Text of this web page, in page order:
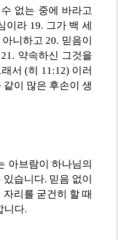
없는 중에 바라고
이라 19. 그가 백 세
니하고 20. 믿음이
약속하신 그것을
서 (히 11:12) 이러
이 많은 후손이 생
아브람이 하나님의
습니다. 믿음 없이
리를 굳건히 할 때
니다.